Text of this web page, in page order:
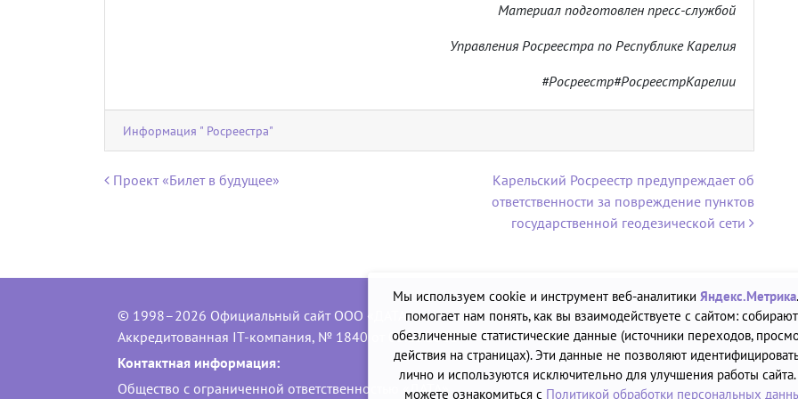
Материал подготовлен пресс-службой
Управления Росреестра по Республике Карелия
#Росреестр#РосреестрКарелии
Информация " Росреестра"
Навигация по записям
Проект «Билет в будущее»
Карельский Росреестр предупреждает об
ответственности за повреждение пунктов
государственной геодезической сети
© 1998–2026 Официальный сайт ООО «ДАТА»
Аккредитованная IT-компания, № 1840 от 02.12.2011
Контактная информация:
Общество с ограниченной ответственностью «ДАТА»
Мы используем cookie и инструмент веб-аналитики Яндекс.Метрика
помогает нам понять, как вы взаимодействуете с сайтом:
обезличенные статистические данные (источники переходов,
действия на страницах). Эти данные не позволяют
лично и используются исключительно для улучшения работы
можете ознакомиться с Политикой обработки персональных